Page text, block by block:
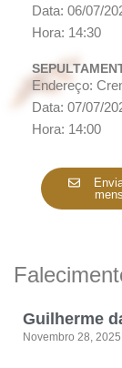
Data: 06/07/
Hora: 14:30
Endereço:
Data: 07/07/
Hora: 14:00
Guilherme
Novembro 28, 2025